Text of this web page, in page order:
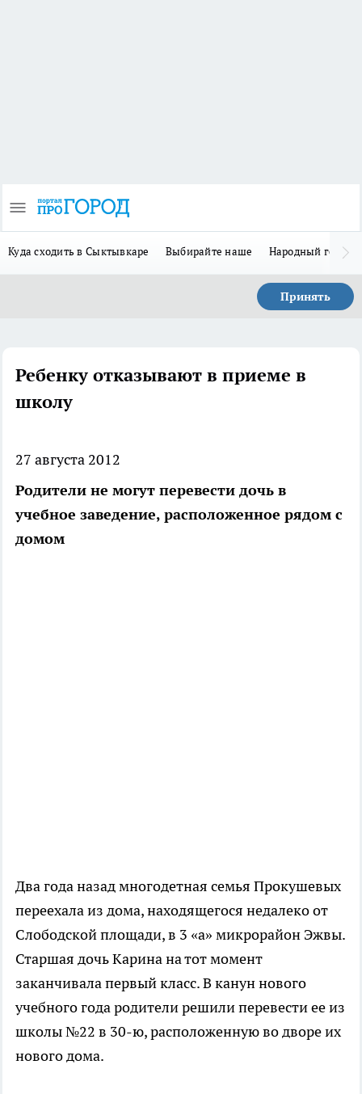
Куда сходить в Сыктывкаре Выбирайте наше Народный герой
Принять
Ребенку отказывают в приеме в
школу
27 августа 2012
Родители не могут перевести дочь в
учебное заведение, расположенное рядом с
домом
Два года назад многодетная семья Прокушевых
переехала из дома, находящегося недалеко от
Слободской площади, в 3 «а» микрорайон Эжвы.
Старшая дочь Карина на тот момент
заканчивала первый класс. В канун нового
учебного года родители решили перевести ее из
школы №22 в 30-ю, расположенную во дворе их
нового дома.